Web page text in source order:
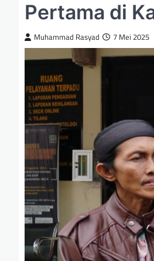
Pertama di
Muhammad Rasyad 7 Mei 2025